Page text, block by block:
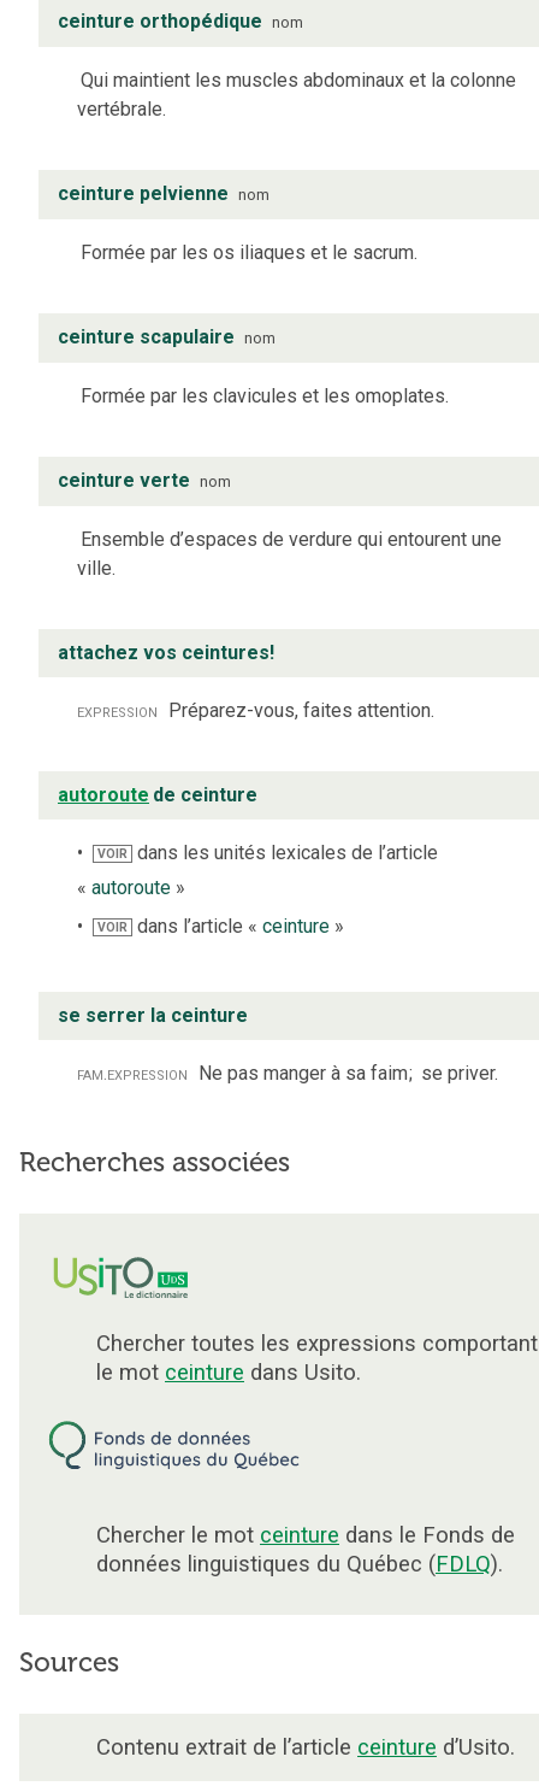
ceinture orthopédique nom
Qui maintient les muscles abdominaux et la colonne
vertébrale.
ceinture pelvienne nom
Formée par les os iliaques et le sacrum.
ceinture scapulaire nom
Formée par les clavicules et les omoplates.
ceinture verte nom
Ensemble d’espaces de verdure qui entourent une
ville.
attachez vos ceintures!
expression Préparez-vous, faites attention.
autoroute de ceinture
VOIR
dans les unités lexicales de l’article
« autoroute »
VOIR dans l’article «ceinture »
se serrer la ceinture
fam. expression Ne pas manger à sa faim; se priver.
Recherches associées
Chercher toutes les expressions comportant
le mot ceinture dans Usito.
Chercher le mot ceinture dans le Fonds de
données linguistiques du Québec (FDLQ).
Sources
Contenu extrait de l’article ceinture d’Usito.